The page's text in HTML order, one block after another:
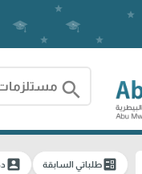
search
ballotطلباتي السابقة account_box